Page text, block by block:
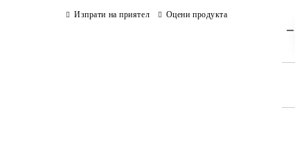
Изпрати на приятел Оцени продукта